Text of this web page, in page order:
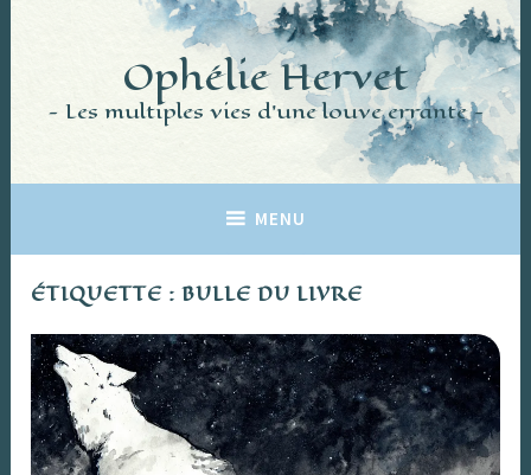
principal
Ophélie Hervet
Les multiples vies d'une louve errante
MENU
ÉTIQUETTE :BULLE DU LIVRE